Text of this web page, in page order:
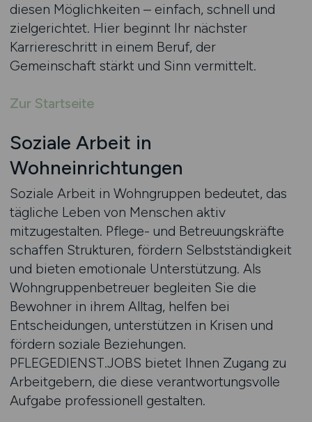
diesen Möglichkeiten – einfach, schnell und
zielgerichtet. Hier beginnt Ihr nächster
Karriereschritt in einem Beruf, der
Gemeinschaft stärkt und Sinn vermittelt.
Zur Startseite
Soziale Arbeit in
Wohneinrichtungen
Soziale Arbeit in Wohngruppen bedeutet, das
tägliche Leben von Menschen aktiv
mitzugestalten. Pflege- und Betreuungskräfte
schaffen Strukturen, fördern Selbstständigkeit
und bieten emotionale Unterstützung. Als
Wohngruppenbetreuer begleiten Sie die
Bewohner in ihrem Alltag, helfen bei
Entscheidungen, unterstützen in Krisen und
fördern soziale Beziehungen.
PFLEGEDIENST.JOBS bietet Ihnen Zugang zu
Arbeitgebern, die diese verantwortungsvolle
Aufgabe professionell gestalten.